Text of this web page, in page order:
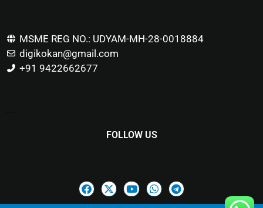
MSME REG NO.: UDYAM-MH-28-0018884
digikokan@gmail.com
+91 9422662677
FOLLOW US